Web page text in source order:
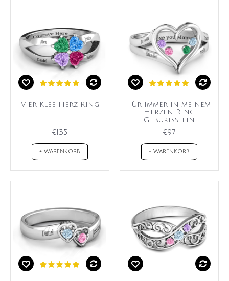
Vier Klee Herz Ring
€135
+ WARENKORB
Für immer in meinem
Herzen Ring
Geburtsstein
€97
+ WARENKORB